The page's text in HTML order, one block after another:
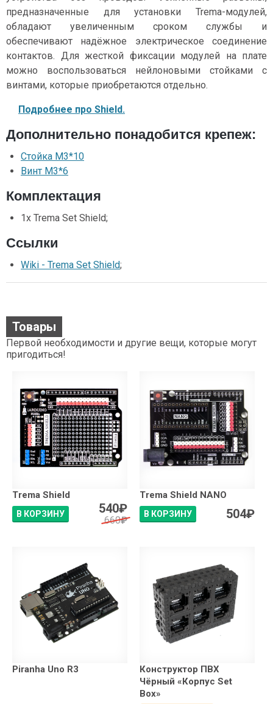
предназначенные для установки Trema-модулей,
обладают увеличенным сроком службы и
обеспечивают надёжное электрическое соединение
контактов. Для жесткой фиксации модулей на плате
можно воспользоваться нейлоновыми стойками с
винтами, которые приобретаются отдельно.
Подробнее про Shield.
Дополнительно понадобится крепеж:
Стойка М3*10
Винт М3*6
Комплектация
1x Trema Set Shield;
Ссылки
Wiki - Trema Set Shield;
Товары
Первой необходимости и другие вещи, которые могут
пригодиться!
Trema Shield
В КОРЗИНУ 540₽
660₽
Trema Shield NANO
В КОРЗИНУ 504₽
Piranha Uno R3
Конструктор ПВХ
Чёрный «Корпус Set
Box»